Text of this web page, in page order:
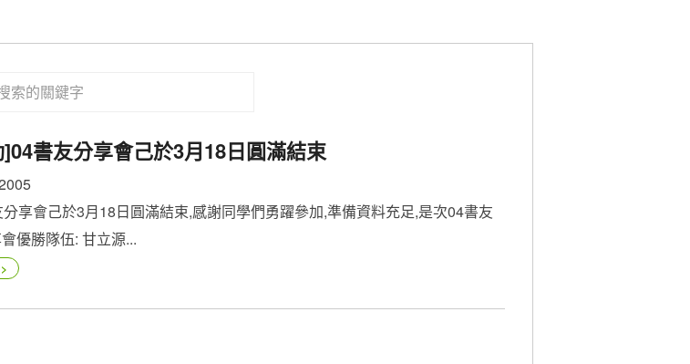
書友分享會己於3月18日圓滿結束
享會己於3月18日圓滿結束,感謝同學們勇躍參加,準備資料充足,是次04書友
優勝隊伍: 甘立源...